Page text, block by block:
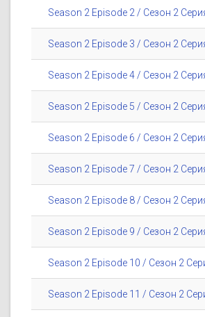
Season 2 Episode 2 / Сезон 2
Season 2 Episode 3 / Сезон 2
Season 2 Episode 4 / Сезон 2
Season 2 Episode 5 / Сезон 2
Season 2 Episode 6 / Сезон 2
Season 2 Episode 7 / Сезон 2
Season 2 Episode 8 / Сезон 2
Season 2 Episode 9 / Сезон 2
Season 2 Episode 10 / Сезон 2
Season 2 Episode 11 / Сезон 2